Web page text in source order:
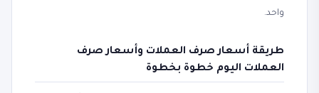
واحد.
طريقة أسعار صرف العملات وأسعار صرف
العملات اليوم خطوة بخطوة